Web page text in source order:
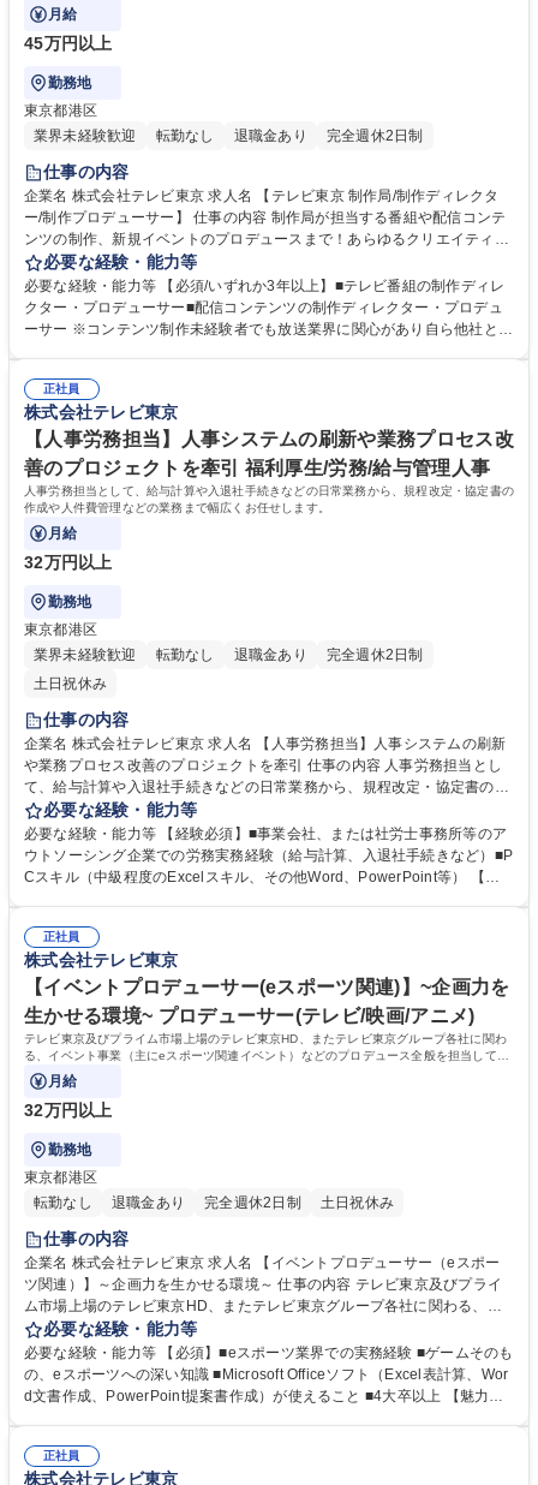
躍してください。
月給
45万円以上
勤務地
東京都港区
業界未経験歓迎
転勤なし 退職金あり 完全週休2日制
仕事の内容
企業名 株式会社テレビ東京 求人名 【テレビ東京 制作局/制作ディレクタ
ー/制作プロデューサー】 仕事の内容 制作局が担当する番組や配信コンテ
ンツの制作、新規イベントのプロデュースまで！あらゆるクリエイティブ
の仕事をこれまで培ったスキルや経験を活かし、即戦力としてぜひ活躍し
てください。 自由な発想で失敗を恐れずに斬新な企画に挑戦できるのが、
テレビ東京の制作局です。テレビ業界全体が変革期を迎える中、「脱・テ
レ東らしさ」をテーマにテレビ東京に新たなヒットコンテンツを生み出せ
自信のある方など総合的なコンテンツクリエイターをお迎えしたいと考え
ております。 募集職種 【テレビ東京 制作局/制作ディレクター/制作プロデ
ューサー】
必要な経験・能力等
必要な経験・能力等 【必須/いずれか3年以上】■テレビ番組の制作ディレ
クター・プロデューサー■配信コンテンツの制作ディレクター・プロデュ
ーサー ※コンテンツ制作未経験者でも放送業界に関心があり自ら他社と新
正社員
株式会社テレビ東京
【人事労務担当】人事システムの刷新や業務プロセス改
善のプロジェクトを牽引 福利厚生/労務/給与管理人事
人事労務担当として、給与計算や入退社手続きなどの日常業務から、規程改定・協定書の
作成や人件費管理などの業務まで幅広くお任せします。
月給
32万円以上
勤務地
東京都港区
業界未経験歓迎
転勤なし 退職金あり
完全週休2日制
土日祝休み
仕事の内容
企業名 株式会社テレビ東京 求人名 【人事労務担当】人事システムの刷新
や業務プロセス改善のプロジェクトを牽引 仕事の内容 人事労務担当とし
て、給与計算や入退社手続きなどの日常業務から、規程改定・協定書の作
成や人件費管理などの業務まで幅広くお任せします。 【労務管理・給与計
算】■給与賞与計算、各種手当（通勤手当など）の計算、年末調整業務等■
入退社に伴う各種手続き、雇用契約書の作成■従業員の労務管理全般【人
事企画・管理】■就業規則など各種規程、労使協定書の作成および精査・
義、導入、運用テストなどの刷新対応 募集職種 【人事労務担当】人事シ
ステムの刷新や業務プロセス改善のプロジェクトを牽引
必要な経験・能力等
必要な経験・能力等 【経験必須】■事業会社、または社労士事務所等のア
ウトソーシング企業での労務実務経験（給与計算、入退社手続きなど）■P
Cスキル（中級程度のExcelスキル、その他Word、PowerPoint等） 【採
もメンバーとして携わって頂ける方を募集します。【歓迎】■社会保険労
務士などの関連資格の取得■給与計算業務においてOBIC7の使用経験■就業
規則などの規程改定、協定書作成の経験■人件費の予算策定・予実管理の
経験■SSC立ち上げプロジェクトの経験 学歴・資格 学歴：大学院 大学 語
学力： 資格：
正社員
株式会社テレビ東京
【イベントプロデューサー(eスポーツ関連)】~企画力を
生かせる環境~ プロデューサー(テレビ/映画/アニメ)
テレビ東京及びプライム市場上場のテレビ東京HD、またテレビ東京グループ各社に関わ
る、イベント事業（主にeスポーツ関連イベント）などのプロデュース全般を担当して頂
きます。
月給
32万円以上
勤務地
東京都港区
転勤なし
退職金あり 完全週休2日制 土日祝休み
仕事の内容
企業名 株式会社テレビ東京 求人名 【イベントプロデューサー（eスポー
ツ関連）】～企画力を生かせる環境～ 仕事の内容 テレビ東京及びプライ
ム市場上場のテレビ東京HD、またテレビ東京グループ各社に関わる、イ
ベント事業（主にeスポーツ関連イベント）などのプロデュース全般を担
当して頂きます。 【詳細】■eスポーツイベントのプロデューサー及びデ
ィレクター業務■オフライン大会及び配信イベントの企画、設計、運営■プ
ロジェクトマネジメント■企画書・提案書・報告書などの書類作成業務■社
（eスポーツ関連）】～企画力を生かせる環境～
必要な経験・能力等
必要な経験・能力等 【必須】■eスポーツ業界での実務経験 ■ゲームそのも
の、eスポーツへの深い知識 ■Microsoft Officeソフト（Excel表計算、Wor
d文書作成、PowerPoint提案書作成）が使えること ■4大卒以上 【魅力】■
能 【求める人物】■コミュニケーション能力の高い方■チームワークを大
正社員
株式会社テレビ東京